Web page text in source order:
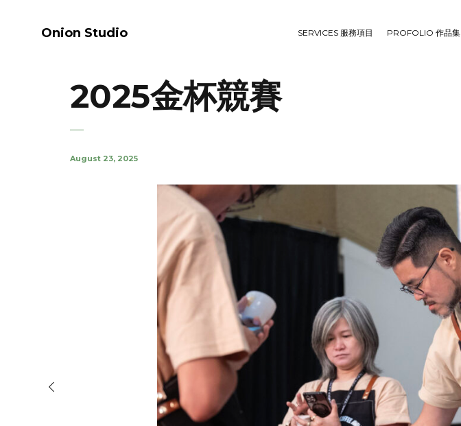
Onion Studio SERVICES 服務項目 PROFOLIO 作品集
2025金杯競賽
August 23, 2025